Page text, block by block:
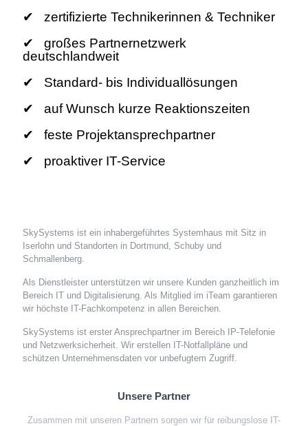
✔ zertifizierte Technikerinnen & Techniker
✔ großes Partnernetzwerk
deutschlandweit
✔ Standard- bis Individuallösungen
✔ auf Wunsch kurze Reaktionszeiten
✔ feste Projektansprechpartner
✔ proaktiver IT-Service
SkySystems ist ein inhabergeführtes Systemhaus mit Sitz in
Iserlohn und Standorten in Dortmund, Schuby und
Schmallenberg.
Als Dienstleister unterstützen wir unsere Kunden ganzheitlich im
Bereich IT und Digitalisierung. Als Mitglied im iTeam garantieren
wir höchste IT-Fachkompetenz in allen Bereichen.
SkySystems ist erster Ansprechpartner im Bereich IP-Telefonie
und Netzwerksicherheit. Wir erstellen IT-Notfallpläne und
schützen Unternehmensdaten vor unbefugtem Zugriff.
Unsere Partner
Zusammen mit unseren Partnern sorgen wir für reibungslose IT-